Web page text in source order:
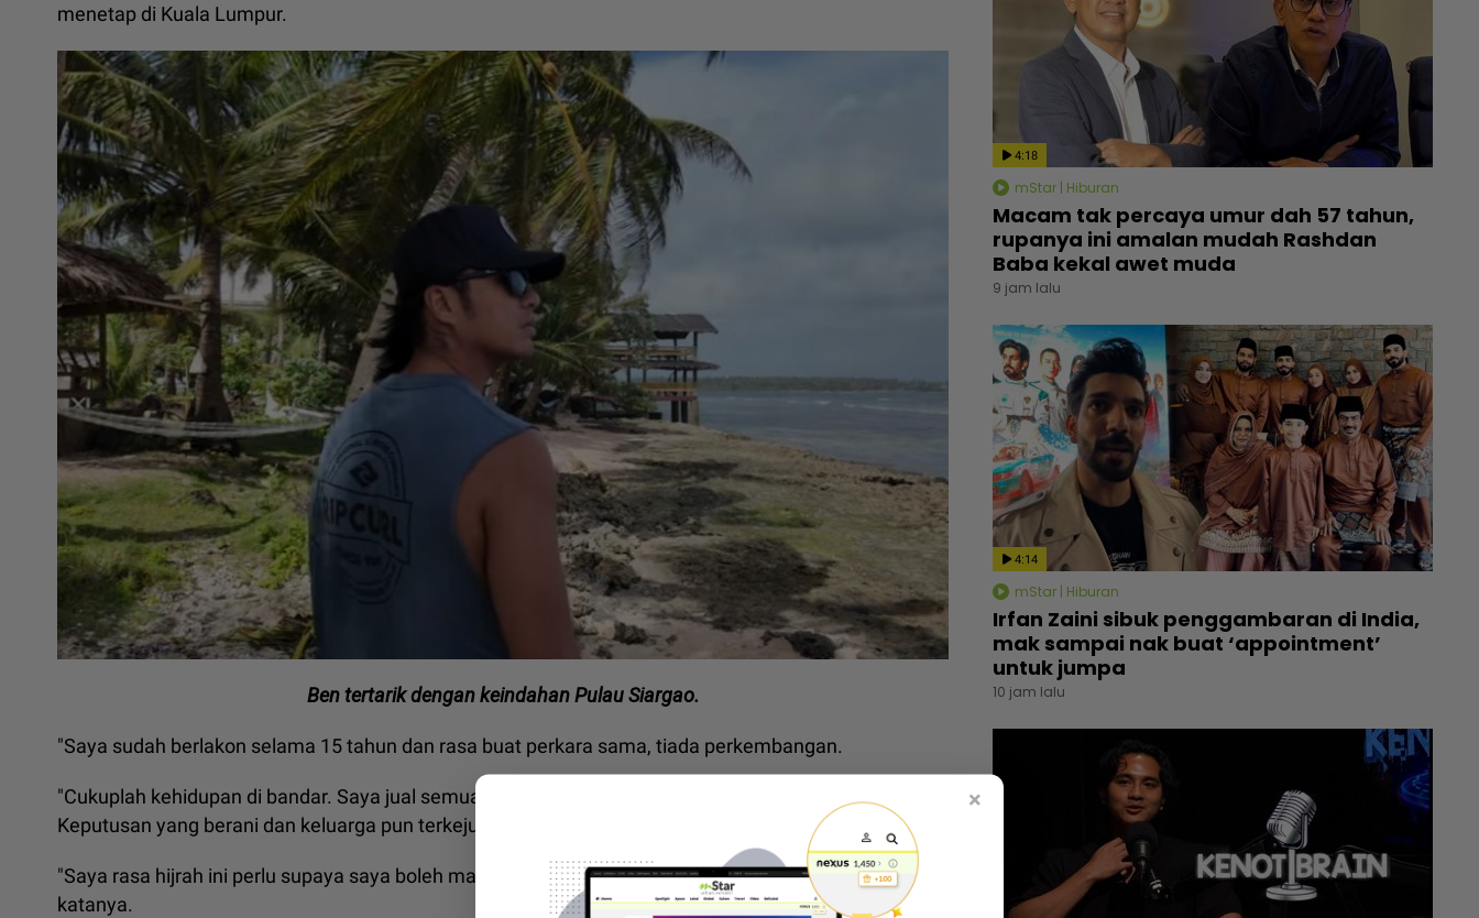
menetap di Kuala Lumpur.
Ben tertarik dengan keindahan Pulau Siargao.
"Saya sudah berlakon selama 15 tahun dan rasa buat perkara sama, tiada perkembangan.
"Cukuplah kehidupan di bandar. Saya jual semua kecuali kereta dan berpindah ke sini (Siargao).
Keputusan yang berani dan keluarga pun terkejut.
"Saya rasa hijrah ini perlu supaya saya boleh maju ke hadapan. Boleh berfikir dengan tenang,"
katanya.
4:18
mStar | Hiburan
Macam tak percaya umur dah 57 tahun,
rupanya ini amalan mudah Rashdan
Baba kekal awet muda
9 jam lalu
4:14
mStar | Hiburan
Irfan Zaini sibuk penggambaran di India,
mak sampai nak buat ‘appointment’
untuk jumpa
10 jam lalu
×